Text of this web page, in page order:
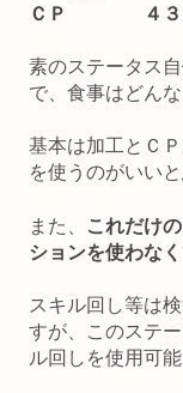
ＣＰ ４３
素のステータス
で、食事はどん
基本は加工とＣ
を使うのがいいと
また、
これだけ
ションを使わな
スキル回し等は
すが、このステ
ル回しを使用可能